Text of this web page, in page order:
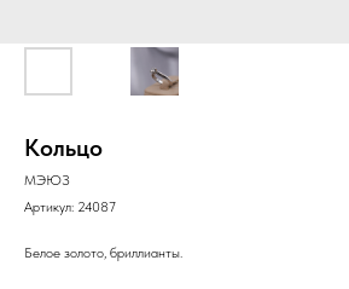
Кольцо
МЭЮЗ
Артикул: 24087
Белое золото, бриллианты.